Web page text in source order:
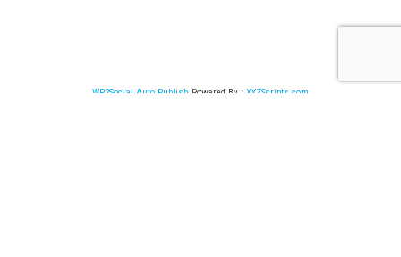
WP2Social Auto Publish Powered By : XYZScripts.com